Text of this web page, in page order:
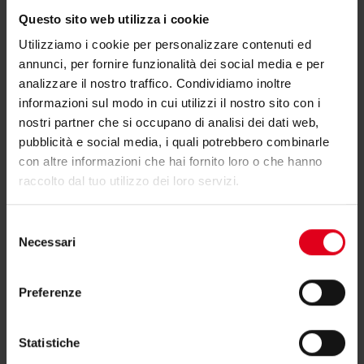
Questo sito web utilizza i cookie
Utilizziamo i cookie per personalizzare contenuti ed
annunci, per fornire funzionalità dei social media e per
analizzare il nostro traffico. Condividiamo inoltre
informazioni sul modo in cui utilizzi il nostro sito con i
nostri partner che si occupano di analisi dei dati web,
pubblicità e social media, i quali potrebbero combinarle
con altre informazioni che hai fornito loro o che hanno
raccolto dal tuo utilizzo dei loro servizi.
delNecessari
Preferenze
Statistiche
RM102Y209 26 x 3
RM102Y211 32 x 3
Hai bisogno di supporto per RM102-
consulente tecnico o commerciale di zona.